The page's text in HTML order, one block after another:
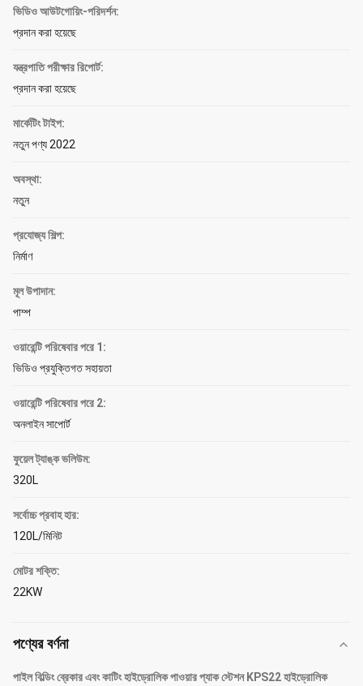
ভিডিও আউটগোয়িং-পরিদর্শন:
প্রদান করা হয়েছে
যন্ত্রপাতি পরীক্ষার রিপোর্ট:
প্রদান করা হয়েছে
মার্কেটিং টাইপ:
নতুন পণ্য 2022
অবস্থা:
নতুন
প্রযোজ্য শিল্প:
নির্মাণ
মূল উপাদান:
পাম্প
ওয়ারেন্টি পরিষেবার পরে 1:
ভিডিও প্রযুক্তিগত সহায়তা
ওয়ারেন্টি পরিষেবার পরে 2:
অনলাইন সাপোর্ট
ফুয়েল ট্যাঙ্ক ভলিউম:
320L
সর্বোচ্চ প্রবাহ হার:
120L/মিনিট
মোটর শক্তি:
22KW
পণ্যের বর্ণনা
পাইল বিল্ডিং ব্রেকার এবং কাটিং হাইড্রোলিক পাওয়ার প্যাক স্টেশন KPS22 হাইড্রোলিক